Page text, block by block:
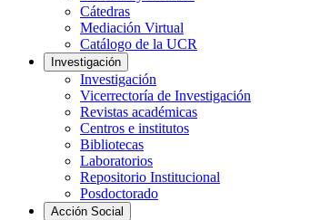
Cátedras
Mediación Virtual
Catálogo de la UCR
Investigación
Investigación
Vicerrectoría de Investigación
Revistas académicas
Centros e institutos
Bibliotecas
Laboratorios
Repositorio Institucional
Posdoctorado
Acción Social